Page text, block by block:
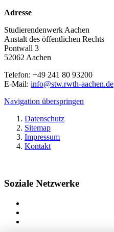
Adresse
Studierendenwerk Aachen
Anstalt des öffentlichen Rechts
Pontwall 3
52062 Aachen
Telefon: +49 241 80 93200
E-Mail: info@stw.rwth-aachen.de
Navigation überspringen
Datenschutz
Sitemap
Impressum
Kontakt
Soziale Netzwerke